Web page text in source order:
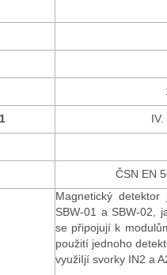
ČSN EN
Magnetický
SBW-01 a SBW-02,
se připojují k
použití jednoho
využiIjí svorky IN2 a